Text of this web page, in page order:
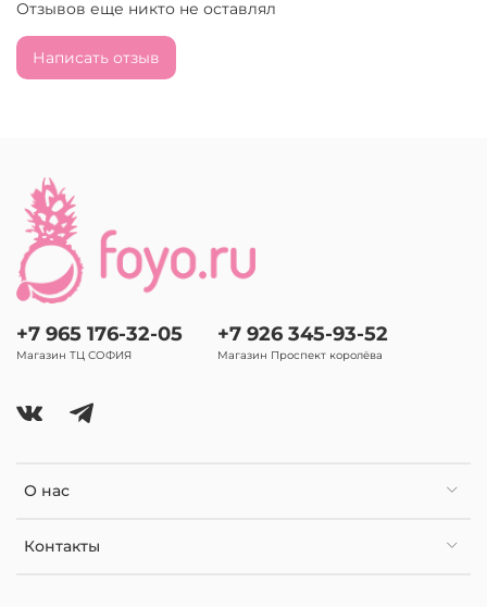
Отзывов еще никто не оставлял
Написать отзыв
О нас
Контакты
+7 965 176-32-05
Магазин ТЦ СОФИЯ
+7 926 345-93-52
Магазин Проспект королёва